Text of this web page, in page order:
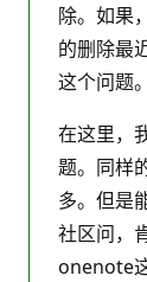
除。如果
的删除最
这个问题。
在这里，
题。同样
多。但是
社区问，
onenote